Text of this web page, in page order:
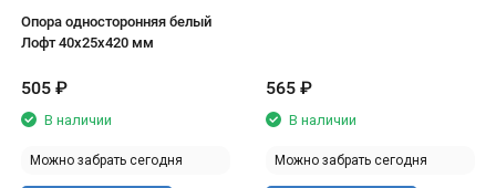
Опора односторонняя белый
Лофт 40х25х420 мм
505 ₽
В наличии
Можно забрать сегодня
565 ₽
В наличии
Можно забрать сегодня